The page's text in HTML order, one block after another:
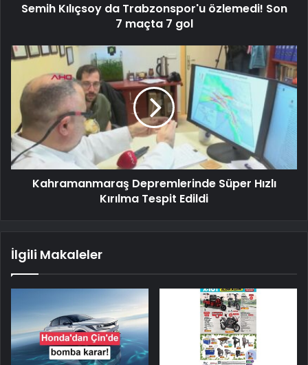
Semih Kılıçsoy da Trabzonspor'u özlemedi! Son
7 maçta 7 gol
Kahramanmaraş Depremlerinde Süper Hızlı
Kırılma Tespit Edildi
İlgili Makaleler